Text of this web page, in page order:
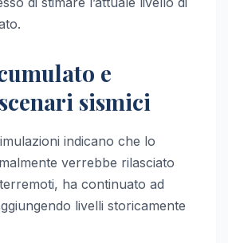
e
sismici
indicano che lo
verrebbe rilasciato
ha continuato ad
livelli storicamente